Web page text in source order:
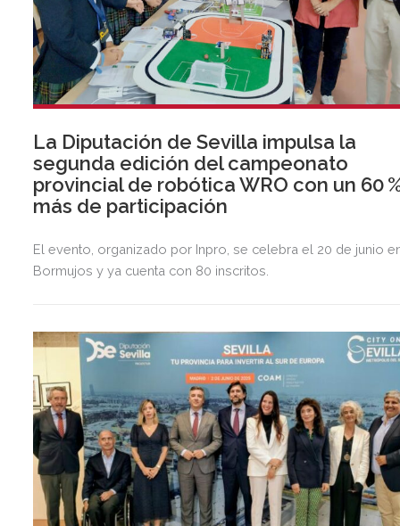
La Diputación de Sevilla impulsa la
segunda edición del campeonato
provincial de robótica WRO con un 60
más de participación
El evento, organizado por Inpro, se celebra el 20 de junio
Bormujos y ya cuenta con 80 inscritos.